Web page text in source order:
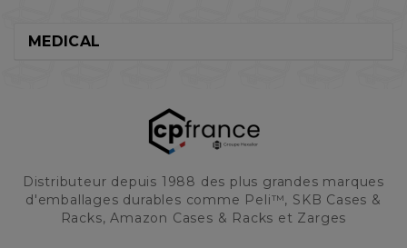
MEDICAL
Distributeur depuis 1988 des plus grandes marques
d'emballages durables comme Peli™, SKB Cases &
Racks, Amazon Cases & Racks et Zarges